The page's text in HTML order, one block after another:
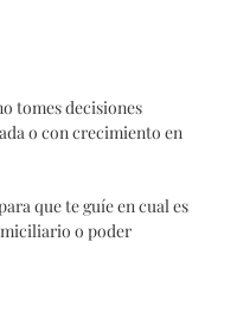
tomes decisiones
o con crecimiento en
que te guíe en cual es
o poder